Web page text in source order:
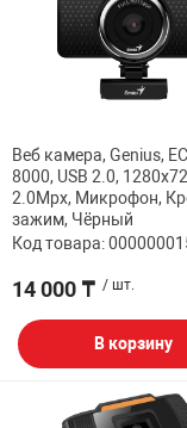
Веб камера, Genius,
8000, USB 2.0,
2.0Mpx, Микрофон,
зажим, Чёрный
Код товара:
14 000 ₸ / шт.
В корзину